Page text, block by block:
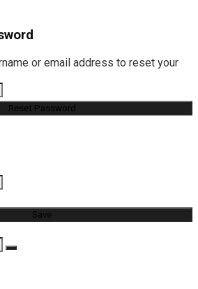
or email address to reset your